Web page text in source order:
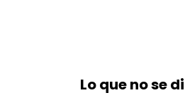
Lo que no se